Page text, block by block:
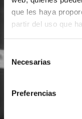
que les haya
partir del uso que
Selección
Necesarias
Preferencias